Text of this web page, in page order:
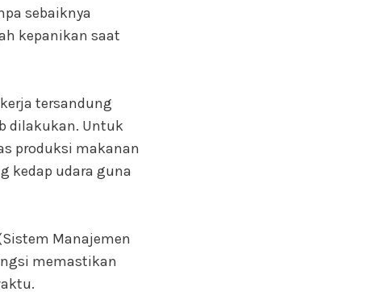
sebaiknya
kepanikan saat
tersandung
dilakukan. Untuk
produksi makanan
kedap udara guna
Manajemen
memastikan